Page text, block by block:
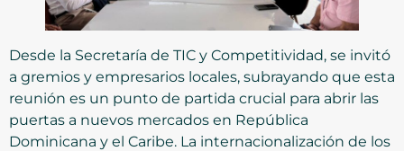
Desde la Secretaría de TIC y Competitividad, se invitó
a gremios y empresarios locales, subrayando que esta
reunión es un punto de partida crucial para abrir las
puertas a nuevos mercados en República
Dominicana y el Caribe. La internacionalización de los